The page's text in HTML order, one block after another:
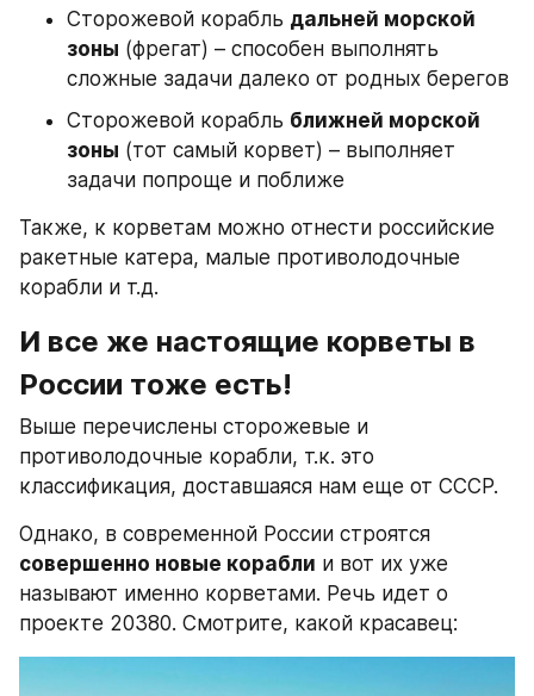
Сторожевой корабль дальней морской
зоны (фрегат) – способен выполнять
сложные задачи далеко от родных берегов
Сторожевой корабль ближней морской
зоны (тот самый корвет) – выполняет
задачи попроще и поближе
Также, к корветам можно отнести российские
ракетные катера, малые противолодочные
корабли и т.д.
И все же настоящие корветы в
России тоже есть!
Выше перечислены сторожевые и
противолодочные корабли, т.к. это
классификация, доставшаяся нам еще от СССР.
совершенно новые корабли и вот их уже
называют именно корветами. Речь идет о
проекте 20380. Смотрите, какой красавец: